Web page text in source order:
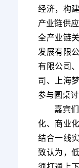
经济，构
产业链供
全产业链
发展有限
有限公司
司、上海
参与圆桌讨
嘉宾
化、商业
结合一线
致认为，